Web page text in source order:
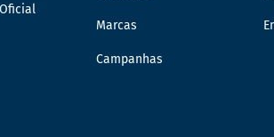
Marcas
Campanhas